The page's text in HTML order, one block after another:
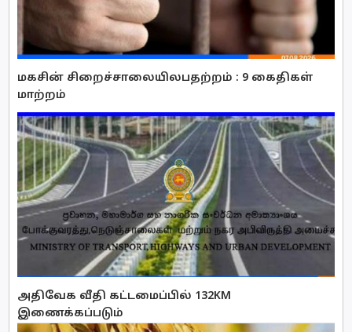
மகசின் சிறைச்சாலையிலபதற்றம் : 9 கைதிகள்
மாற்றம்
அதிவேக வீதி கட்டமைப்பில் 132KM
இணைக்கப்படும்